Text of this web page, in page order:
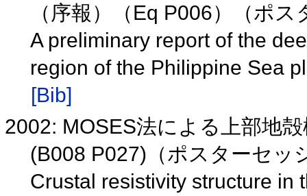
（序報）（Eq P006）（ポ
A preliminary report of the
region of the Philippine Sea
[Bib]
2002: MOSES法による上部地
(B008 P027)（ポスターセッ
Crustal resistivity structure in